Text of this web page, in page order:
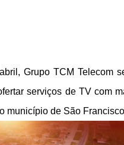
Grupo TCM Telecom
serviços de TV com
município de São